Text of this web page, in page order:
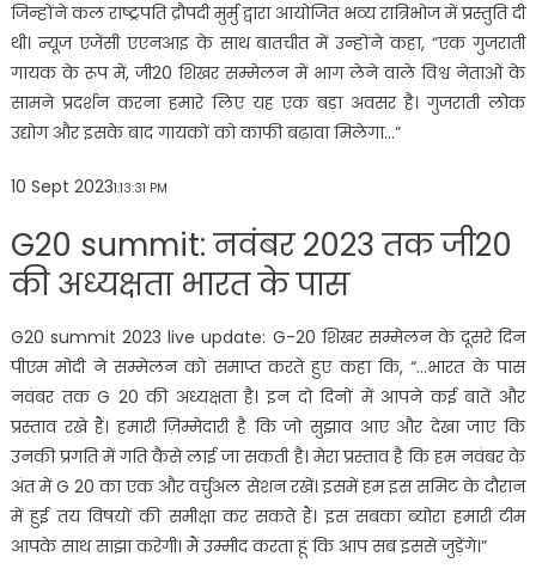
जिन्होंने कल राष्ट्रपति द्रौपदी मुर्मु द्वारा आयोजित भव्य रात्रिभोज में प्रस्तुति दी
थी। न्यूज एजेंसी एएनआइ के साथ बातचीत में उन्होंने कहा, “एक गुजराती
गायक के रूप में, जी20 शिखर सम्मेलन में भाग लेने वाले विश्व नेताओं के
सामने प्रदर्शन करना हमारे लिए यह एक बड़ा अवसर है। गुजराती लोक
उद्योग और इसके बाद गायकों को काफी बढ़ावा मिलेगा…”
10 Sept 20231:13:31 PM
G20 summit: नवंबर 2023 तक जी20
की अध्यक्षता भारत के पास
G20 summit 2023 live update: G-20 शिखर सम्मेलन के दूसरे दिन
पीएम मोदी ने सम्मेलन को समाप्त करते हुए कहा कि, “…भारत के पास
नवंबर तक G 20 की अध्यक्षता है। इन दो दिनों में आपने कई बातें और
प्रस्ताव रखे हैं। हमारी ज़िम्मेदारी है कि जो सुझाव आए और देखा जाए कि
उनकी प्रगति में गति कैसे लाई जा सकती है। मेरा प्रस्ताव है कि हम नवंबर के
अंत में G 20 का एक और वर्चुअल सेशन रखें। इसमें हम इस समिट के दौरान
में हुई तय विषयों की समीक्षा कर सकते हैं। इस सबका ब्योरा हमारी टीम
आपके साथ साझा करेगी। मैं उम्मीद करता हूं कि आप सब इससे जुड़ेंगे।”